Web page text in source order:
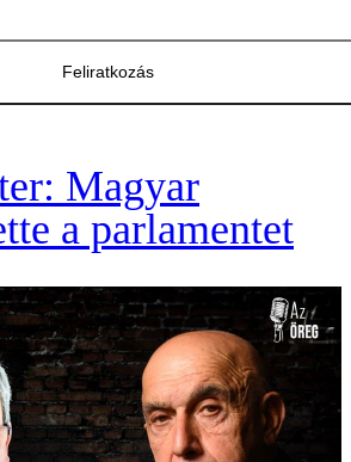
Feliratkozás
Magyar
a parlamentet